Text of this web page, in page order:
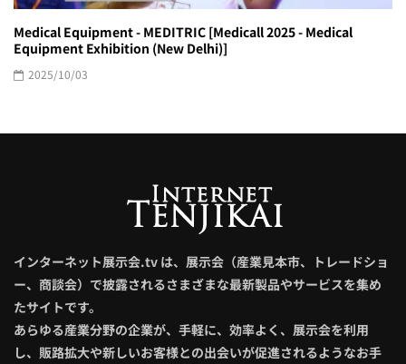
Medical Equipment - MEDITRIC [Medicall 2025 - Medical
Equipment Exhibition (New Delhi)]
2025/10/03
インターネット展示会.tv は、展示会（産業見本市、トレードショ
ー、商談会）で披露されるさまざまな最新製品やサービスを集め
たサイトです。
あらゆる産業分野の企業が、手軽に、効率よく、展示会を利用
し、販路拡大や新しいお客様との出会いが促進されるようなお手